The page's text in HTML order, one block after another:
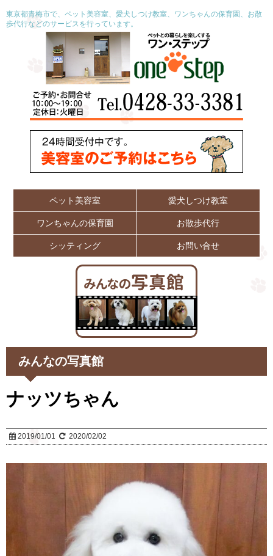
東京都青梅市で、ペット美容室、愛犬しつけ教室、ワンちゃんの保育園、お散
歩代行などのサービスを行っています。
ペット美容室 愛犬しつけ教室
ワンちゃんの保育園 お散歩代行
シッティング お問い合せ
みんなの写真館
ナッツちゃん
2019/01/01 2020/02/02